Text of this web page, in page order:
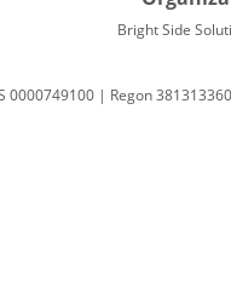
Bright Side
0000749100 | Regon